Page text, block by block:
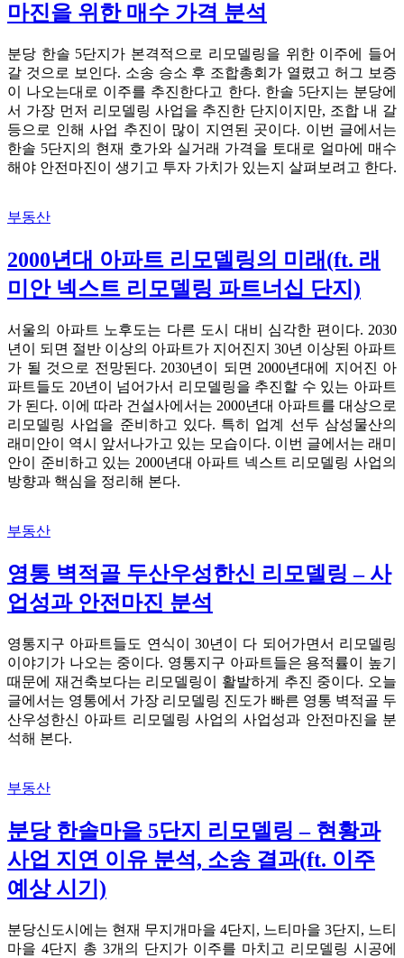
마진을 위한 매수 가격 분석
분당 한솔 5단지가 본격적으로 리모델링을 위한 이주에 들어
갈 것으로 보인다. 소송 승소 후 조합총회가 열렸고 허그 보증
이 나오는대로 이주를 추진한다고 한다. 한솔 5단지는 분당에
서 가장 먼저 리모델링 사업을 추진한 단지이지만, 조합 내 갈
등으로 인해 사업 추진이 많이 지연된 곳이다. 이번 글에서는
한솔 5단지의 현재 호가와 실거래 가격을 토대로 얼마에 매수
해야 안전마진이 생기고 투자 가치가 있는지 살펴보려고 한다.
부동산
2000년대 아파트 리모델링의 미래(ft. 래
미안 넥스트 리모델링 파트너십 단지)
서울의 아파트 노후도는 다른 도시 대비 심각한 편이다. 2030
년이 되면 절반 이상의 아파트가 지어진지 30년 이상된 아파트
가 될 것으로 전망된다. 2030년이 되면 2000년대에 지어진 아
파트들도 20년이 넘어가서 리모델링을 추진할 수 있는 아파트
가 된다. 이에 따라 건설사에서는 2000년대 아파트를 대상으로
리모델링 사업을 준비하고 있다. 특히 업계 선두 삼성물산의
래미안이 역시 앞서나가고 있는 모습이다. 이번 글에서는 래미
안이 준비하고 있는 2000년대 아파트 넥스트 리모델링 사업의
방향과 핵심을 정리해 본다.
부동산
영통 벽적골 두산우성한신 리모델링 – 사
업성과 안전마진 분석
영통지구 아파트들도 연식이 30년이 다 되어가면서 리모델링
이야기가 나오는 중이다. 영통지구 아파트들은 용적률이 높기
때문에 재건축보다는 리모델링이 활발하게 추진 중이다. 오늘
글에서는 영통에서 가장 리모델링 진도가 빠른 영통 벽적골 두
산우성한신 아파트 리모델링 사업의 사업성과 안전마진을 분
석해 본다.
부동산
분당 한솔마을 5단지 리모델링 – 현황과
사업 지연 이유 분석, 소송 결과(ft. 이주
예상 시기)
분당신도시에는 현재 무지개마을 4단지, 느티마을 3단지, 느티
마을 4단지 총 3개의 단지가 이주를 마치고 리모델링 시공에